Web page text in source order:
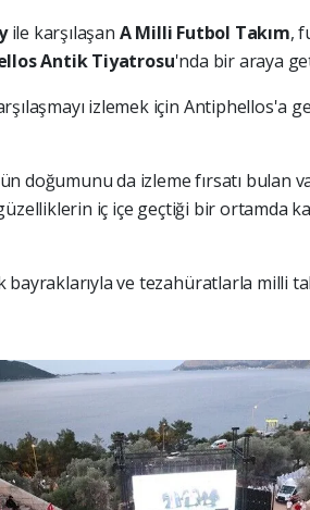
ile karşılaşan A Milli Futbol Takım,
Antik Tiyatrosu'nda bir araya
izlemek için Antiphellos'a
doğumunu da izleme fırsatı bulan
iç içe geçtiği bir ortamda
ve tezahüratlarla milli